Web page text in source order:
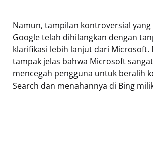
Namun, tampilan kontroversial
Google telah dihilangkan dengan
klarifikasi lebih lanjut dari Microsoft.
tampak jelas bahwa Microsoft
mencegah pengguna untuk beralih
Search dan menahannya di Bing